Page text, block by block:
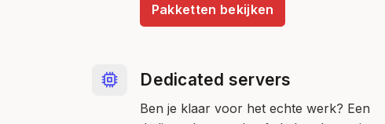
Pakketten bekijken
Dedicated servers
Ben je klaar voor het echte werk? Een